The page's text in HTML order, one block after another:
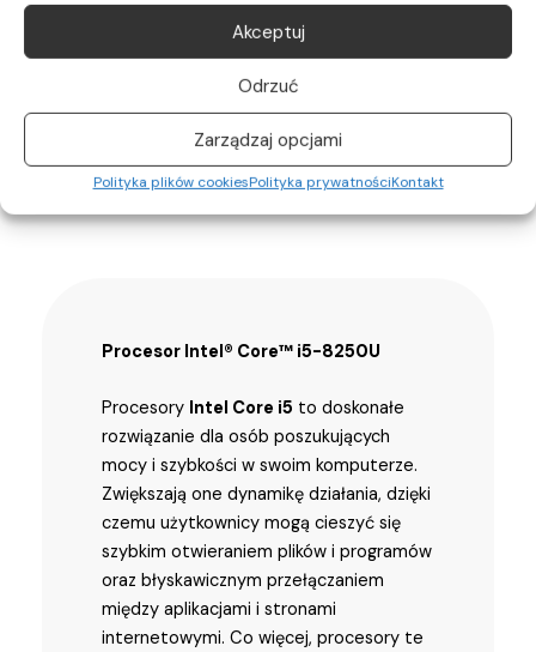
Akceptuj
Odrzuć
Zarządzaj opcjami
Polityka plików cookiesPolityka prywatnościKontakt
Procesor Intel® Core™ i5-8250U
Procesory Intel Core i5 to doskonałe
rozwiązanie dla osób poszukujących
mocy i szybkości w swoim komputerze.
Zwiększają one dynamikę działania, dzięki
czemu użytkownicy mogą cieszyć się
szybkim otwieraniem plików i programów
oraz błyskawicznym przełączaniem
między aplikacjami i stronami
internetowymi. Co więcej, procesory te